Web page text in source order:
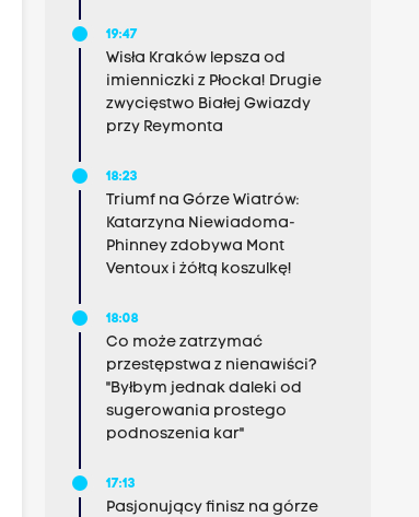
19:47
Wisła Kraków lepsza od
imienniczki z Płocka! Drugie
zwycięstwo Białej Gwiazdy
przy Reymonta
18:23
Triumf na Górze Wiatrów:
Katarzyna Niewiadoma-
Phinney zdobywa Mont
Ventoux i żółtą koszulkę!
18:08
Co może zatrzymać
przestępstwa z nienawiści?
"Byłbym jednak daleki od
sugerowania prostego
podnoszenia kar"
17:13
Pasjonujący finisz na górze